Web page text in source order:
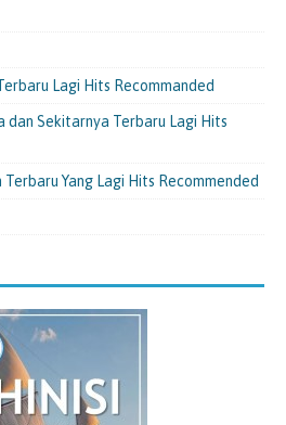
Lagi Hits Recommanded
dan Sekitarnya Terbaru Lagi Hits
Yang Lagi Hits Recommended